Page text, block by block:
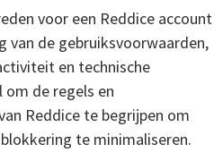
voor een Reddice account
van de gebruiksvoorwaarden,
en technische
om de regels en
Reddice te begrijpen om
te minimaliseren.